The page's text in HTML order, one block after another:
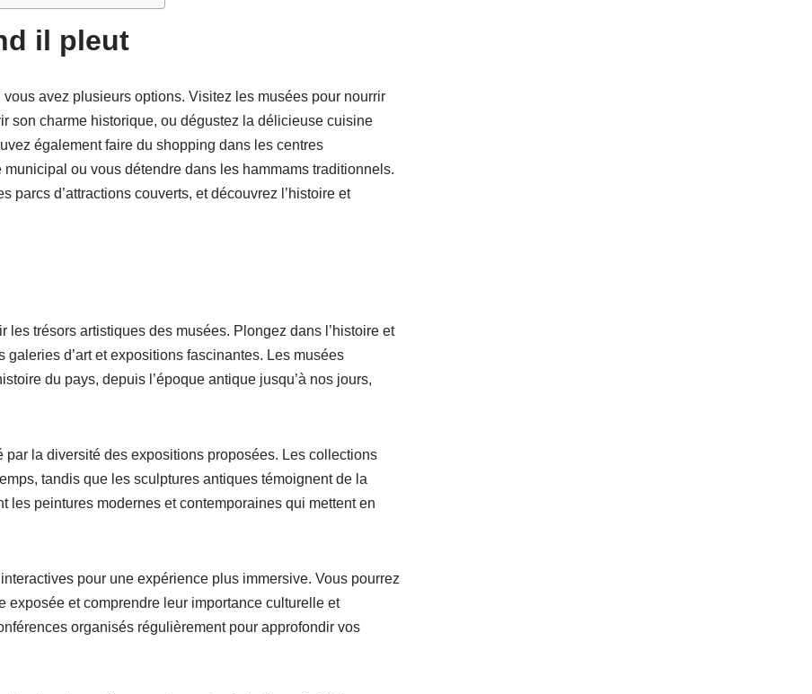
il pleut
avez plusieurs options. Visitez les musées pour nourrir
son charme historique, ou dégustez la délicieuse cuisine
également faire du shopping dans les centres
ou vous détendre dans les hammams traditionnels.
parcs d’attractions couverts, et découvrez l’histoire et
les trésors artistiques des musées. Plongez dans l’histoire et
d’art et expositions fascinantes. Les musées
du pays, depuis l’époque antique jusqu’à nos jours,
la diversité des expositions proposées. Les collections
tandis que les sculptures antiques témoignent de la
les peintures modernes et contemporaines qui mettent en
pour une expérience plus immersive. Vous pourrez
et comprendre leur importance culturelle et
organisés régulièrement pour approfondir vos